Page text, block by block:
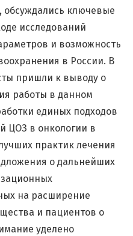
обсуждались ключевые
исследований
и возможность
в России. В
пришли к выводу о
работы в данном
единых подходов
ЦОЗ в онкологии в
практик лечения
о дальнейших
на расширение
и пациентов о
уделено